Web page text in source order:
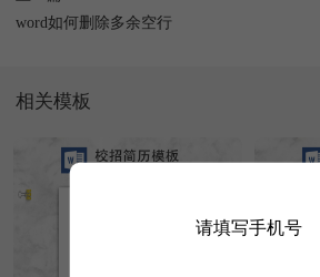
word如何删除多余空行
相关模板
请填写手机号